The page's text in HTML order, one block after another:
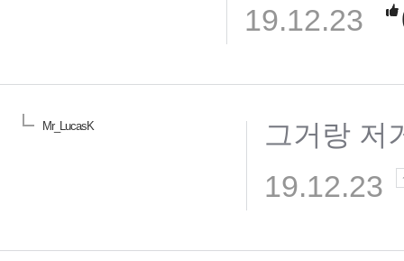
19.12.23
Mr_LucasK 그거랑 저
19.12.23